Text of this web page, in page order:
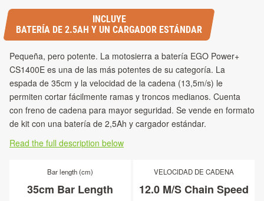
INCLUYE
BATERÍA DE 2.5AH Y UN CARGADOR ESTÁNDAR
Pequeña, pero potente. La motosierra a batería EGO Power+
CS1400E es una de las más potentes de su categoría. La
espada de 35cm y la velocidad de la cadena (13,5m/s) le
permiten cortar fácilmente ramas y troncos medianos. Cuenta
con freno de cadena para mayor seguridad. Se vende en formato
de kit con una batería de 2,5Ah y cargador estándar.
Read the full description below
Bar length (cm)
35cm Bar Length
VELOCIDAD DE CADENA
12.0 M/S Chain Speed